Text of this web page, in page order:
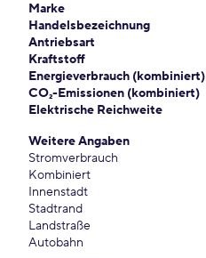
Marke
Handelsbezeichnung
Antriebsart
Kraftstoff
Energieverbrauch (kombiniert)
CO₂-Emissionen (kombiniert)
Elektrische Reichweite
Weitere Angaben
Stromverbrauch
Kombiniert
Innenstadt
Stadtrand
Landstraße
Autobahn